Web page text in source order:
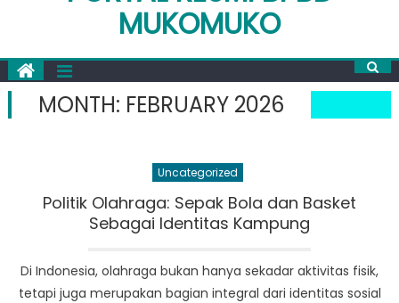
MUKOMUKO
MONTH: FEBRUARY 2026
Uncategorized
Politik Olahraga: Sepak Bola dan Basket
Sebagai Identitas Kampung
Di Indonesia, olahraga bukan hanya sekadar aktivitas fisik,
tetapi juga merupakan bagian integral dari identitas sosial